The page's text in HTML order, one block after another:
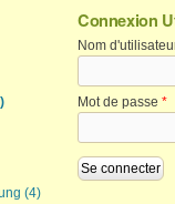
(4)
Connexion
Nom
Mot de passe *